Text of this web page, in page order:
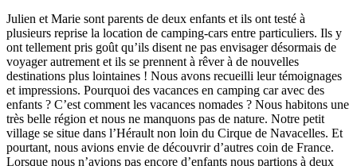
Julien et Marie sont parents de deux enfants et ils ont testé à
plusieurs reprise la location de camping-cars entre particuliers. Ils y
ont tellement pris goût qu’ils disent ne pas envisager désormais de
voyager autrement et ils se prennent à rêver à de nouvelles
destinations plus lointaines ! Nous avons recueilli leur témoignages
et impressions. Pourquoi des vacances en camping car avec des
enfants ? C’est comment les vacances nomades ? Nous habitons une
très belle région et nous ne manquons pas de nature. Notre petit
village se situe dans l’Hérault non loin du Cirque de Navacelles. Et
pourtant, nous avions envie de découvrir d’autres coin de France.
Lorsque nous n’avions pas encore d’enfants nous partions à deux